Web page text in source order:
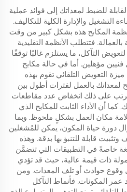
للضبط لمعداتك إلى فوائد عملية
التشغيل والإدارة الكلية للتكاليف.
المكابح هذه بشكل كبير من وقت
فتتطلب الأنظمة التقليدية
التآكل، ما يستلزم غالبًا توقفًا
مؤهلين. أما في حالة مكابح
التعويض التلقائي تقوم بهذه
لمعداتك بالعمل لفترات أطول بين
على ذلك انخفاض عدد مقاطعات
كما أن الأداء الثابت للمكابح الذي
مكان العمل بشكلٍ ملحوظ. وبما
دورة حياة المكون، يمكن للمُشغلين
قابلة للتنبؤ بها بدقة. وهذه
خاصةً في التطبيقات التي تتضمَّن
ذات قيمة عالية، حيث قد تؤدي
وقوع حوادث أو تلف المعدات. ومن
عمر المكونات. فأنماط التآكل